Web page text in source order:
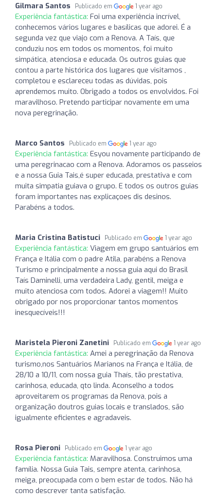
Gilmara Santos Publicado em 1 year ago
Experiência fantástica: Foi uma experiência incrível,
conhecemos vários lugares e basílicas que adorei. É a
segunda vez que viajo com a Renova. A Taís, que
conduziu nos em todos os momentos, foi muito
simpática, atenciosa e educada. Os outros guias que
contou a parte histórica dos lugares que visitamos ,
completou e esclareceu todas as dúvidas, pois
aprendemos muito. Obrigado a todos os envolvidos. Foi
maravilhoso. Pretendo participar novamente em uma
nova peregrinação.
Marco Santos Publicado em 1 year ago
Experiência fantástica: Esyou novamente participando de
uma peregrinacao com a Renova. Adoramos os passeios
e a nossa Guia Tais,é super educada, prestativa e com
muita simpatia guiava o grupo. E todos os outros guias
foram importantes nas explicaçoes dis desinos.
Parabéns a todos.
Maria Cristina Batistuci Publicado em 1 year ago
Experiência fantástica: Viagem em grupo santuários em
França e Itália com o padre Atila, parabéns a Renova
Turismo e principalmente a nossa guia aqui do Brasil
Taís Daminelli, uma verdadeira Lady, gentil, meiga e
muito atenciosa com todos. Adorei a viagem!! Muito
obrigado por nos proporcionar tantos momentos
inesquecíveis!!!
Maristela Pieroni Zanetini Publicado em 1 year ago
Experiência fantástica: Amei a peregrinação da Renova
turismo,nos Santuários Marianos na França e Itália, de
28/10 a 10/11, com nossa guia Thaís, tão prestativa,
carinhosa, educada, qto linda. Aconselho a todos
aproveitarem os programas da Renova, pois a
organização doutros guias locais e translados, são
igualmente eficientes e agradaveis.
Rosa Pieroni Publicado em 1 year ago
Experiência fantástica: Maravilhosa. Construimos uma
família. Nossa Guia Tais, sempre atenta, carinhosa,
meiga, preocupada com o bem estar de todos. Não há
como descrever tanta satisfação.